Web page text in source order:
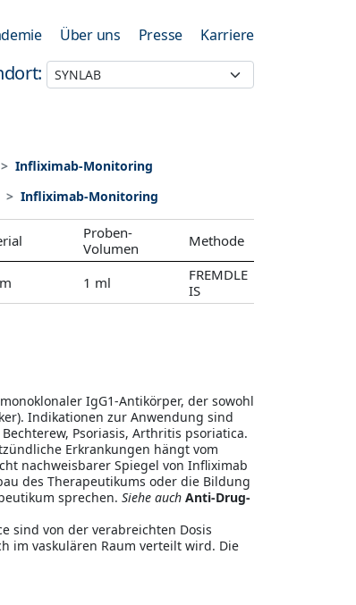
Über uns Presse Karriere
Infliximab-Monitoring
Infliximab-Monitoring
Proben-
Volumen
Methode
1 ml
FREMDLE
IS
IgG1-Antikörper, der sowohl
Indikationen zur Anwendung sind
Psoriasis, Arthritis psoriatica.
Erkrankungen hängt vom
nachweisbarer Spiegel von Infliximab
des Therapeutikums oder die Bildung
sprechen. Siehe auch Anti-Drug-
sind von der verabreichten Dosis
im vaskulären Raum verteilt wird. Die